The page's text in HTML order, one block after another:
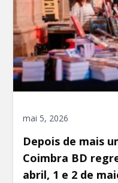
mai 5, 2026
Depois de mais
Coimbra BD
abril, 1 e 2 de